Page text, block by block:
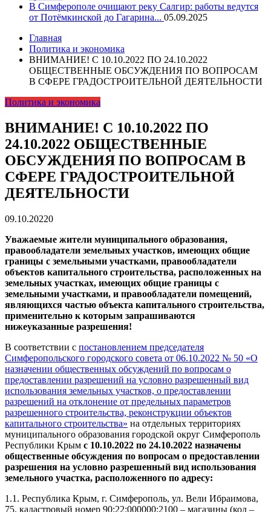
В Симферополе очищают реку Салгир: работы ведутся
от Потёмкинской до Гагарина... 05.09.2025
Главная
Политика и экономика
ВНИМАНИЕ! С 10.10.2022 ПО 24.10.2022
ОБЩЕСТВЕННЫЕ ОБСУЖДЕНИЯ ПО ВОПРОСАМ
В СФЕРЕ ГРАДОСТРОИТЕЛЬНОЙ ДЕЯТЕЛЬНОСТИ
Политика и экономика
ВНИМАНИЕ! С 10.10.2022 ПО
24.10.2022 ОБЩЕСТВЕННЫЕ
ОБСУЖДЕНИЯ ПО ВОПРОСАМ В
СФЕРЕ ГРАДОСТРОИТЕЛЬНОЙ
ДЕЯТЕЛЬНОСТИ
09.10.20220
Уважаемые жители муниципального образования,
правообладатели земельных участков, имеющих общие
границы с земельными участками, правообладатели
объектов капитального строительства, расположенных на
земельных участках, имеющих общие границы с
земельными участками, и правообладатели помещений,
являющихся частью объекта капитального строительства,
применительно к которым запрашиваются
нижеуказанные разрешения!
В соответствии с постановлением председателя
Симферопольского городского совета от 06.10.2022 № 50 «О
назначении общественных обсуждений по вопросам о
предоставлении разрешений на условно разрешенный вид
использования земельных участков, о предоставлении
разрешений на отклонение от предельных параметров
разрешенного строительства, реконструкции объектов
капитального строительства» на отдельных территориях
муниципального образования городской округ Симферополь
Республики Крым с 10.10.2022 по 24.10.2022 назначены
общественные обсуждения по вопросам о предоставлении
разрешения на условно разрешенный вид использования
земельного участка, расположенного по адресу:
1.1. Республика Крым, г. Симферополь, ул. Вели Ибраимова,
75, кадастровый номер 90:22:000000:2100 – магазины (код –